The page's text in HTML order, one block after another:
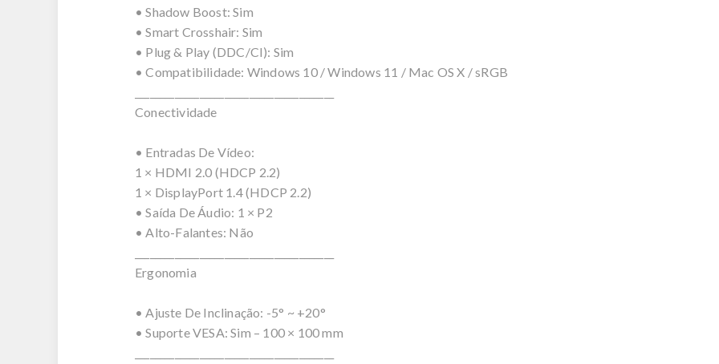
• Shadow Boost: Sim
• Smart Crosshair: Sim
• Plug & Play (DDC/CI): Sim
• Compatibilidade: Windows 10 / Windows 11 / Mac OS X / sRGB
Conectividade
• Entradas De Vídeo:
1 × HDMI 2.0 (HDCP 2.2)
1 × DisplayPort 1.4 (HDCP 2.2)
• Saída De Áudio: 1 × P2
• Alto-Falantes: Não
Ergonomia
• Ajuste De Inclinação: -5° ~ +20°
• Suporte VESA: Sim – 100 × 100 mm